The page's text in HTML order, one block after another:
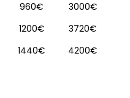
960€
3000€
1200€
3720€
1440€ 4200€